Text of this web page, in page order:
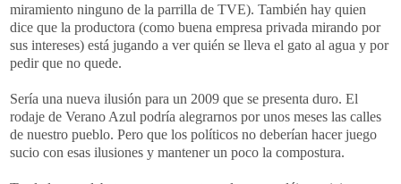
miramiento ninguno de la parrilla de TVE). También hay quien
dice que la productora (como buena empresa privada mirando por
sus intereses) está jugando a ver quién se lleva el gato al agua y por
pedir que no quede.
Sería una nueva ilusión para un 2009 que se presenta duro. El
rodaje de Verano Azul podría alegrarnos por unos meses las calles
de nuestro pueblo. Pero que los políticos no deberían hacer juego
sucio con esas ilusiones y mantener un poco la compostura.